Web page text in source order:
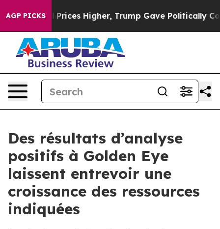
AGP PICKS
Higher, Trump Gave Politically Connected oil
Des résultats d’analyse
positifs à Golden Eye
laissent entrevoir une
croissance des ressources
indiquées